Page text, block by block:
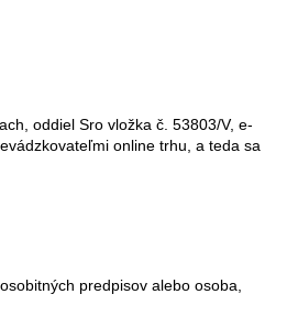
oddiel Sro vložka č. 53803/V, e-
online trhu, a teda sa
predpisov alebo osoba,